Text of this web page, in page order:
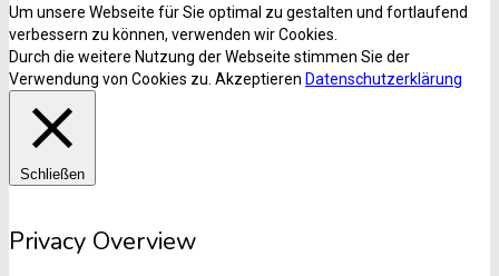
Um unsere Webseite für Sie optimal zu gestalten und fortlaufend
verbessern zu können, verwenden wir Cookies.
Durch die weitere Nutzung der Webseite stimmen Sie der
Verwendung von Cookies zu. Akzeptieren Datenschutzerklärung
Schließen
Privacy Overview